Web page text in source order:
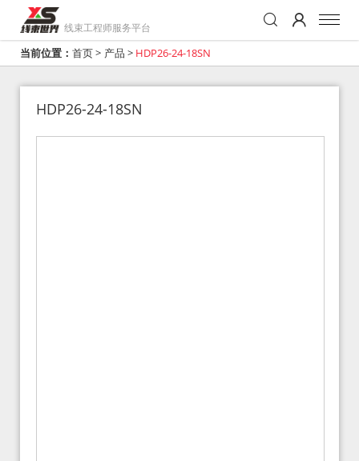
线束工程师服务平台
当前位置： 首页> 产品 > HDP26-24-18SN
HDP26-24-18SN